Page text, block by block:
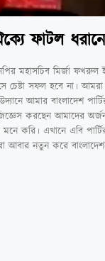
ফাটল
মহাসচিব মির্জা
চেষ্টা সফল হবে না।
আমার বাংলাদেশ
করছেন আমাদের
করি। এখানে এবি
নতুন করে